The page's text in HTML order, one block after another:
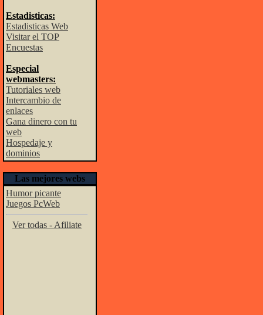
Estadisticas:
Estadisticas Web
Visitar el TOP
Encuestas
Especial
webmasters:
Tutoriales web
Intercambio de
enlaces
Gana dinero con tu
web
Hospedaje y
dominios
Las mejores webs
Humor picante
Juegos PcWeb
Ver todas - Afiliate